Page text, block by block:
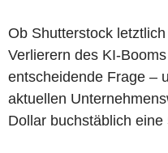
Ob Shutterstock
Verlierern des KI-
entscheidende Frage –
aktuellen
Dollar buchstäblich